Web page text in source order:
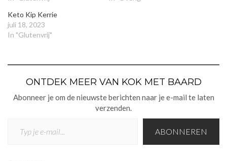
Keto Kip Kerrie
juli 18, 2023
In "Glutenvrij"
ONTDEK MEER VAN KOK MET BAARD
Abonneer je om de nieuwste berichten naar je e-mail te laten
verzenden.
ABONNEREN